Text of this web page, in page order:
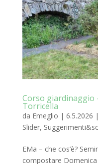
Corso giardinaggio
Torricella
da Emeglio | 6.5.2026 |
Slider,
EMa – che cos’è?
compostare